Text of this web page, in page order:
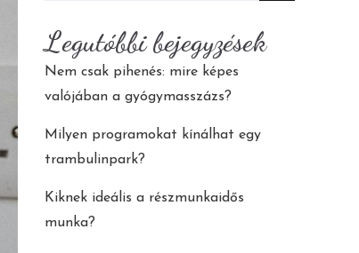
Legutóbbi bejegyzések
Nem csak pihenés: mire képes
valójában a gyógymasszázs?
Milyen programokat kínálhat egy
trambulinpark?
Kiknek ideális a részmunkaidős
munka?